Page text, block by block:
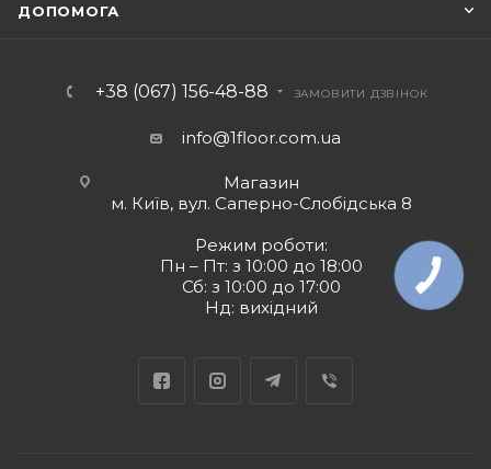
ДОПОМОГА
+38 (067) 156-48-88 ЗАМОВИТИ ДЗВІНОК
info@1floor.com.ua
Магазин
м. Київ, вул. Саперно-Слобідська 8
Режим роботи:
Пн – Пт: з 10:00 до 18:00
Сб: з 10:00 до 17:00
Нд: вихідний